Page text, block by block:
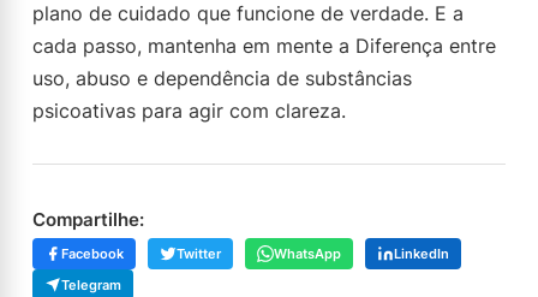
plano de cuidado que funcione de verdade. E a
cada passo, mantenha em mente a Diferença entre
uso, abuso e dependência de substâncias
psicoativas para agir com clareza.
Compartilhe:
Facebook Twitter WhatsApp
LinkedIn
Telegram